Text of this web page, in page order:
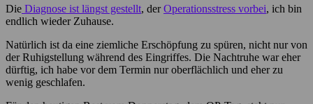
Die Diagnose ist längst gestellt, derOperationsstress vorbei, ich bin
endlich wieder Zuhause.
Natürlich ist da eine ziemliche Erschöpfung zu spüren, nicht nur von
der Ruhigstellung während des Eingriffes. Die Nachtruhe war eher
dürftig, ich habe vor dem Termin nur oberflächlich und eher zu
wenig geschlafen.